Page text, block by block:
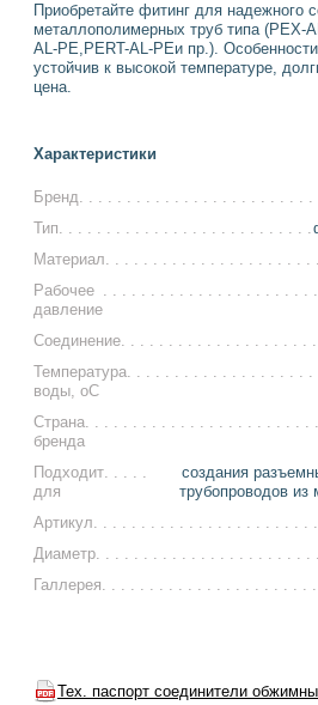
Приобретайте фитинг для надежного
металлополимерных труб типа (PEX-
AL-PE,PERT-AL-PEи пр.).
устойчив к высокой температуре,
цена.
Характеристики
Бренд
Тип
Материал
Рабочее
давление
Соединение
Температура
воды, оС
Страна
бренда
Подходит
для
создания
трубопроводов
Артикул
Диаметр
Галлерея
Тех. паспорт соединители